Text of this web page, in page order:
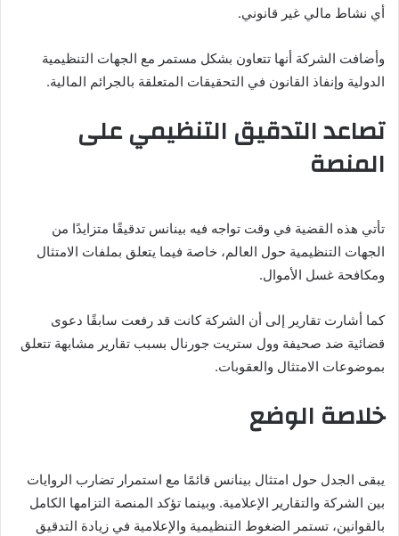
أي نشاط مالي غير قانوني.
وأضافت الشركة أنها تتعاون بشكل مستمر مع الجهات التنظيمية
الدولية وإنفاذ القانون في التحقيقات المتعلقة بالجرائم المالية.
تصاعد التدقيق التنظيمي على
المنصة
تأتي هذه القضية في وقت تواجه فيه بينانس تدقيقًا متزايدًا من
الجهات التنظيمية حول العالم، خاصة فيما يتعلق بملفات الامتثال
ومكافحة غسل الأموال.
كما أشارت تقارير إلى أن الشركة كانت قد رفعت سابقًا دعوى
قضائية ضد صحيفة وول ستريت جورنال بسبب تقارير مشابهة تتعلق
بموضوعات الامتثال والعقوبات.
خلاصة الوضع
يبقى الجدل حول امتثال بينانس قائمًا مع استمرار تضارب الروايات
بين الشركة والتقارير الإعلامية. وبينما تؤكد المنصة التزامها الكامل
بالقوانين، تستمر الضغوط التنظيمية والإعلامية في زيادة التدقيق